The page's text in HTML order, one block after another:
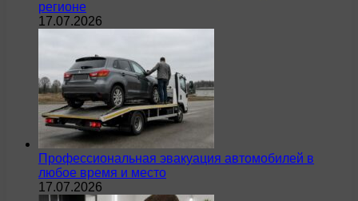
регионе
17.07.2026
Профессиональная эвакуация автомобилей в
любое время и место
17.07.2026